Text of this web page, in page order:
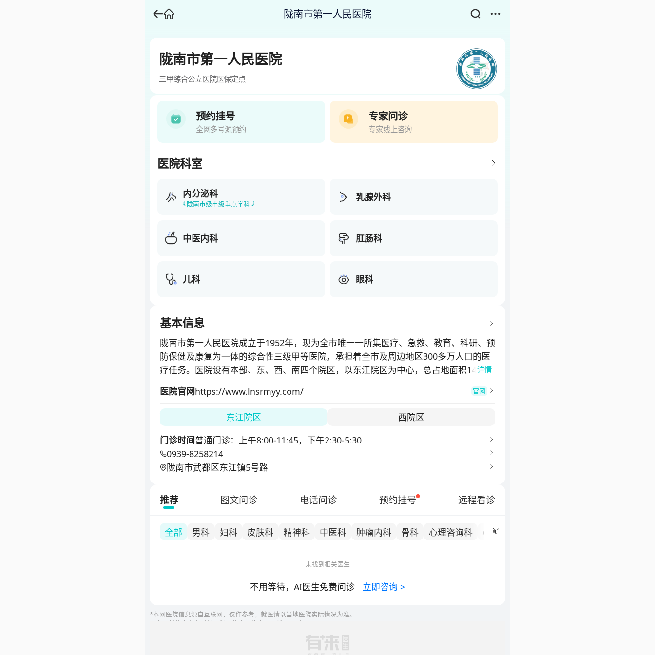
陇南市第一人民医院
陇南市第一人民医院
三甲综合公立医院医保定点
预约挂号
全网多号源预约
专家问诊
专家线上咨询
医院科室
内分泌科
陇南市级市级重点学科
乳腺外科
中医内科 肛肠科
儿科 眼科
基本信息
陇南市第一人民医院成立于1952年，现为全市唯一一所集医疗、急救、教育、科研、预
防保健及康复为一体的综合性三级甲等医院，承担着全市及周边地区300多万人口的医
疗任务。医院设有本部、东、西、南四个院区，以东江院区为中心，总占地面积143
亩，总建筑面积17万平方米。医院编制床位1500张，年接待门、急诊患者78万余人
次，年住院患者4.3万余人次。
医院现设有临床科室46个、医技科室7个、职能科室28个，陇南市紧急医疗救援中心、
陇南市残疾人康复医疗中心挂靠我院运营；骨科、泌尿外科、呼吸与危重症医学科、感
染性疾病科为省级重点学科；病理科、妇科、产科、耳鼻喉科、超声医学科、医学检验
科、康复医学科、麻醉科、内分泌科、普外科、神经内科、神经外科、肾病科、消化内
科、新生儿科、心内科、医学影像科等为全市重点专科。
详情
医院官网https://www.lnsrmyy.com/ 官网
东江院区
西院区
门诊时间普通门诊：上午8:00-11:45，下午2:30-5:30
0939-8258214
陇南市武都区东江镇5号路
推荐 图文问诊 电话问诊 预约挂号 远程看诊
全部 男科 妇科 皮肤科 精神科 中医科 肿瘤内科 骨科 心理咨询科 心血管内科
未找到相关医生
不用等待，AI医生免费问诊 立即咨询 >
*本网医院信息源自互联网，仅作参考，就医请以当地医院实际情况为准。
平台更新信息存在时效限制，信息可能出现更新不及时。